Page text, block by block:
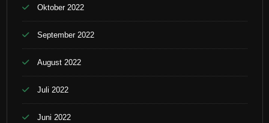
Oktober 2022
September 2022
August 2022
Juli 2022
Juni 2022